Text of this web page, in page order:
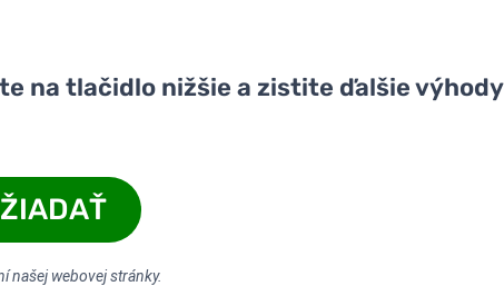
na tlačidlo nižšie a zistite ďalšie výhody
našej webovej stránky.